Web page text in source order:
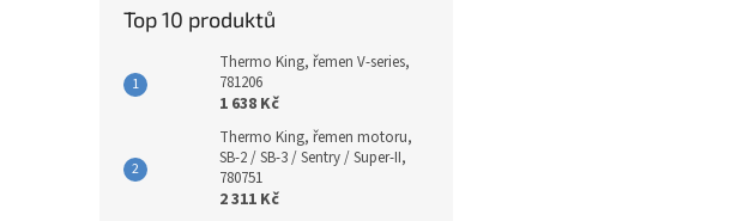
Top 10 produktů
Thermo King, řemen V-series,
781206
1 638 Kč
Thermo King, řemen motoru,
SB-2 / SB-3 / Sentry / Super-II,
780751
2 311 Kč